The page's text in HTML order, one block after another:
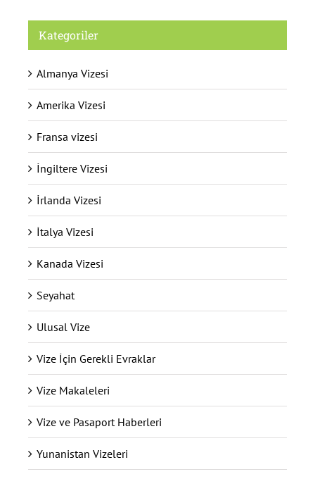
Kategoriler
Almanya Vizesi
Amerika Vizesi
Fransa vizesi
İngiltere Vizesi
İrlanda Vizesi
İtalya Vizesi
Kanada Vizesi
Seyahat
Ulusal Vize
Vize İçin Gerekli Evraklar
Vize Makaleleri
Vize ve Pasaport Haberleri
Yunanistan Vizeleri